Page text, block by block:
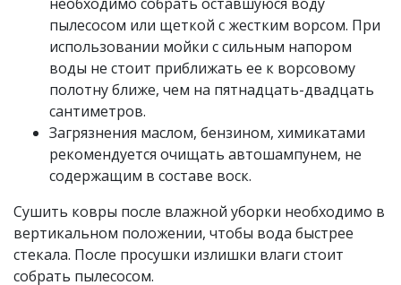
пылесосом или щеткой с жестким ворсом. При
использовании мойки с сильным напором
воды не стоит приближать ее к ворсовому
полотну ближе, чем на пятнадцать-двадцать
сантиметров.
Загрязнения маслом, бензином, химикатами
рекомендуется очищать автошампунем, не
содержащим в составе воск.
Сушить ковры после влажной уборки необходимо в
вертикальном положении, чтобы вода быстрее
стекала. После просушки излишки влаги стоит
собрать пылесосом.